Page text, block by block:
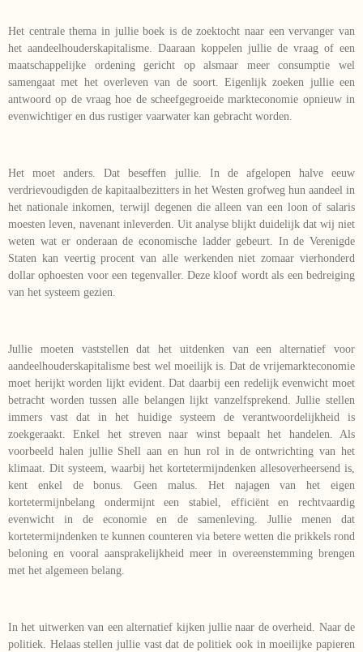
Het centrale thema in jullie boek is de zoektocht naar een vervanger van
het aandeelhouderskapitalisme. Daaraan koppelen jullie de vraag of een
maatschappelijke ordening gericht op alsmaar meer consumptie wel
samengaat met het overleven van de soort. Eigenlijk zoeken jullie een
antwoord op de vraag hoe de scheefgegroeide markteconomie opnieuw in
evenwichtiger en dus rustiger vaarwater kan gebracht worden.
Het moet anders. Dat beseffen jullie. In de afgelopen halve eeuw
verdrievoudigden de kapitaalbezitters in het Westen grofweg hun aandeel in
het nationale inkomen, terwijl degenen die alleen van een loon of salaris
moesten leven, navenant inleverden. Uit analyse blijkt duidelijk dat wij niet
weten wat er onderaan de economische ladder gebeurt. In de Verenigde
Staten kan veertig procent van alle werkenden niet zomaar vierhonderd
dollar ophoesten voor een tegenvaller. Deze kloof wordt als een bedreiging
van het systeem gezien.
Jullie moeten vaststellen dat het uitdenken van een alternatief voor
aandeelhouderskapitalisme best wel moeilijk is. Dat de vrijemarkteconomie
moet herijkt worden lijkt evident. Dat daarbij een redelijk evenwicht moet
betracht worden tussen alle belangen lijkt vanzelfsprekend. Jullie stellen
immers vast dat in het huidige systeem de verantwoordelijkheid is
zoekgeraakt. Enkel het streven naar winst bepaalt het handelen. Als
voorbeeld halen jullie Shell aan en hun rol in de ontwrichting van het
klimaat. Dit systeem, waarbij het kortetermijndenken allesoverheersend is,
kent enkel de bonus. Geen malus. Het najagen van het eigen
kortetermijnbelang ondermijnt een stabiel, efficiënt en rechtvaardig
evenwicht in de economie en de samenleving. Jullie menen dat
kortetermijndenken te kunnen counteren via betere wetten die prikkels rond
beloning en vooral aansprakelijkheid meer in overeenstemming brengen
met het algemeen belang.
In het uitwerken van een alternatief kijken jullie naar de overheid. Naar de
politiek. Helaas stellen jullie vast dat de politiek ook in moeilijke papieren